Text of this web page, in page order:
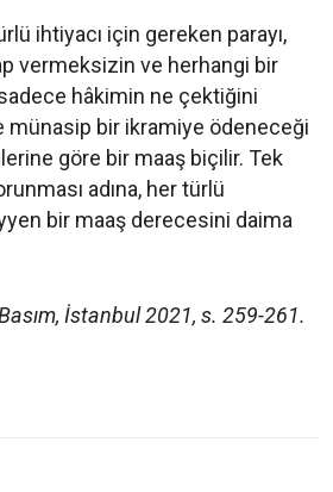
ihtiyacı için gereken parayı,
vermeksizin ve herhangi bir
hâkimin ne çektiğini
münasip bir ikramiye ödeneceği
göre bir maaş biçilir. Tek
adına, her türlü
bir maaş derecesini daima
Basım, İstanbul 2021, s. 259-261.